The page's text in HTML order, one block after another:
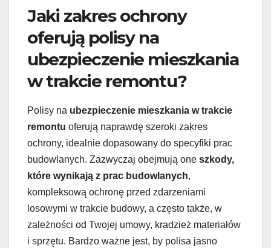
Jaki zakres ochrony
oferują polisy na
ubezpieczenie mieszkania
w trakcie remontu?
Polisy na ubezpieczenie mieszkania w trakcie
remontu oferują naprawdę szeroki zakres
ochrony, idealnie dopasowany do specyfiki prac
budowlanych. Zazwyczaj obejmują one szkody,
które wynikają z prac budowlanych,
kompleksową ochronę przed zdarzeniami
losowymi w trakcie budowy, a często także, w
zależności od Twojej umowy, kradzież materiałów
i sprzętu. Bardzo ważne jest, by polisa jasno